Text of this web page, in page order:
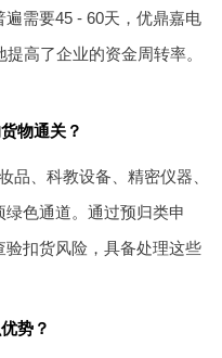
需要45 - 60天，优鼎嘉电
高了企业的资金周转率。
物通关？
品、科教设备、精密仪器、
色通道。通过预归类申
扣货风险，具备处理这些
势？